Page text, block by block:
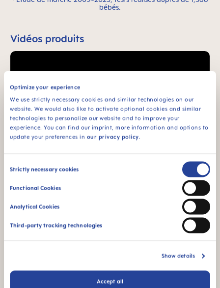
Optimize your experience
We use strictly necessary cookies and similar technologies on our
website. We would also like to activate optional cookies and similar
technologies to personalize our website and to improve your
experience. You can find our imprint, more information and options to
update your preferences in our privacy policy.
Consent
Strictly necessary cookies
Functional Cookies
Analytical Cookies
Third-party tracking technologies
Show details
Accept all
bébés.
Vidéos produits